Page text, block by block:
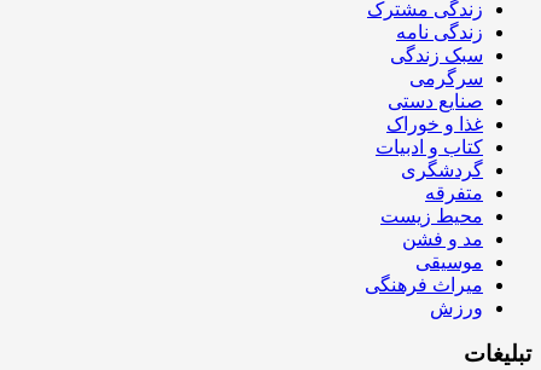
زندگی مشترک
زندگی نامه
سبک زندگی
سرگرمی
صنایع دستی
غذا و خوراک
کتاب و ادبیات
گردشگری
متفرقه
محیط زیست
مد و فشن
موسیقی
میراث فرهنگی
ورزش
تبلیغات